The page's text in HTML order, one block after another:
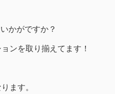
かがですか？
ンを取り揃えてます！
ます。